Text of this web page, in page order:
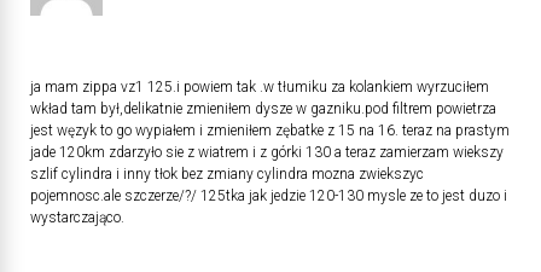
ja mam zippa vz1 125.i powiem tak .w tłumiku za kolankiem wyrzuciłem
wkład tam był,delikatnie zmieniłem dysze w gazniku.pod filtrem powietrza
jest węzyk to go wypiałem i zmieniłem zębatke z 15 na 16. teraz na prastym
jade 120km zdarzyło sie z wiatrem i z górki 130 a teraz zamierzam wiekszy
szlif cylindra i inny tłok bez zmiany cylindra mozna zwiekszyc
pojemnosc.ale szczerze/?/ 125tka jak jedzie 120-130 mysle ze to jest duzo i
wystarczająco.